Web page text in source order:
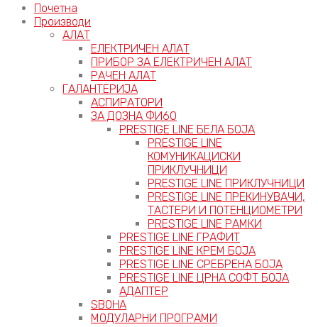
Почетна
Производи
АЛАТ
ЕЛЕКТРИЧЕН АЛАТ
ПРИБОР ЗА ЕЛЕКТРИЧЕН АЛАТ
РАЧЕН АЛАТ
ГАЛАНТЕРИЈА
АСПИРАТОРИ
ЗА ДОЗНА ФИ60
PRESTIGE LINE БЕЛА БОЈА
PRESTIGE LINE
КОМУНИКАЦИСКИ
ПРИКЛУЧНИЦИ
PRESTIGE LINE ПРИКЛУЧНИЦИ
PRESTIGE LINE ПРЕКИНУВАЧИ,
ТАСТЕРИ И ПОТЕНЦИОМЕТРИ
PRESTIGE LINE РАМКИ
PRESTIGE LINE ГРАФИТ
PRESTIGE LINE КРЕМ БОЈА
PRESTIGE LINE СРЕБРЕНА БОЈА
PRESTIGE LINE ЦРНА СОФТ БОЈА
АДАПТЕР
ЅВОНА
МОДУЛАРНИ ПРОГРАМИ